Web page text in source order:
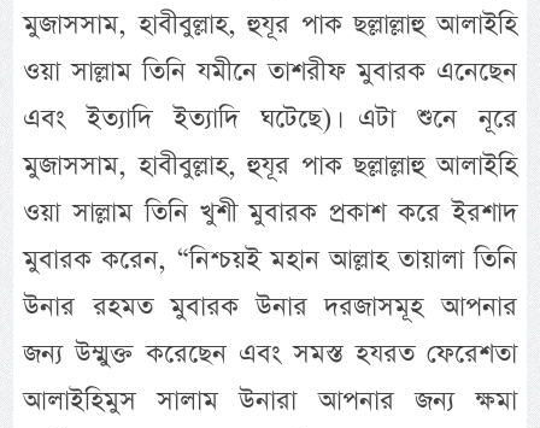
মুজাসসাম, হাবীবুল্লাহ, হুযূর পাক ছল্লাল্লাহু আলাইহি
ওয়া সাল্লাম তিনি যমীনে তাশরীফ মুবারক এনেছেন
এবং ইত্যাদি ইত্যাদি ঘটেছে)। এটা শুনে নূরে
মুজাসসাম, হাবীবুল্লাহ, হুযূর পাক ছল্লাল্লাহু আলাইহি
ওয়া সাল্লাম তিনি খুশী মুবারক প্রকাশ করে ইরশাদ
মুবারক করেন, “নিশ্চয়ই মহান আল্লাহ তায়ালা তিনি
উনার রহমত মুবারক উনার দরজাসমূহ আপনার
জন্য উম্মুক্ত করেছেন এবং সমস্ত হযরত ফেরেশতা
আলাইহিমুস সালাম উনারা আপনার জন্য ক্ষমা